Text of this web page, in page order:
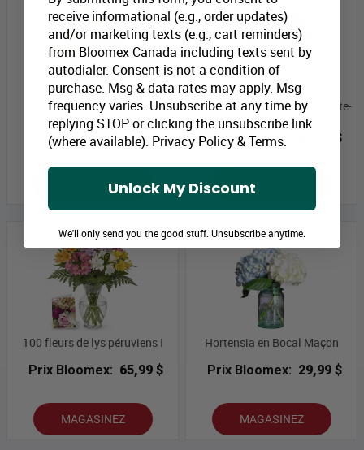
Combo Deux Douzaines de
Roses Assorties II
Prix Bloomex: 159,99 $
MAGASINEZ
Une douzaine de roses en boîte-
cadeau - Abonnement
Prix Bloomex:
89,99 $
MAGASINEZ
100 fleurs de lys péruviens I
Prix Bloomex: 65,99 $
MAGASINEZ
Hortensia en Bocal Maçon
Prix Bloomex: 29,99 $
MAGASINEZ
receive informational (e.g., order updates)
and/or marketing texts (e.g., cart reminders)
from Bloomex Canada including texts sent by
autodialer. Consent is not a condition of
purchase. Msg & data rates may apply. Msg
frequency varies. Unsubscribe at any time by
replying STOP or clicking the unsubscribe link
(where available). Privacy Policy&Terms.
Unlock My Discount
We'll only send you the good stuff. Unsubscribe anytime.